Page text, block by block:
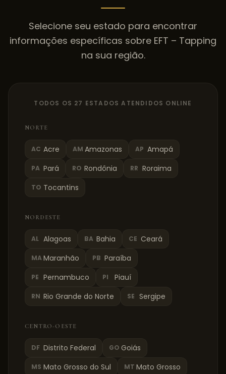
Selecione seu estado para encontrar
informações específicas sobre EFT – Tapping
na sua região.
TODOS OS 27 ESTADOS ATENDIDOS ONLINE
NORTE
AC Acre AM Amazonas AP Amapá
PA Pará RO Rondônia RR Roraima
TO Tocantins
NORDESTE
AL Alagoas BA Bahia CE Ceará
MAMaranhão PB Paraíba
PE Pernambuco PI Piauí
RN Rio Grande do Norte SE Sergipe
CENTRO-OESTE
DF Distrito Federal GO Goiás
MS Mato Grosso do Sul MT Mato Grosso